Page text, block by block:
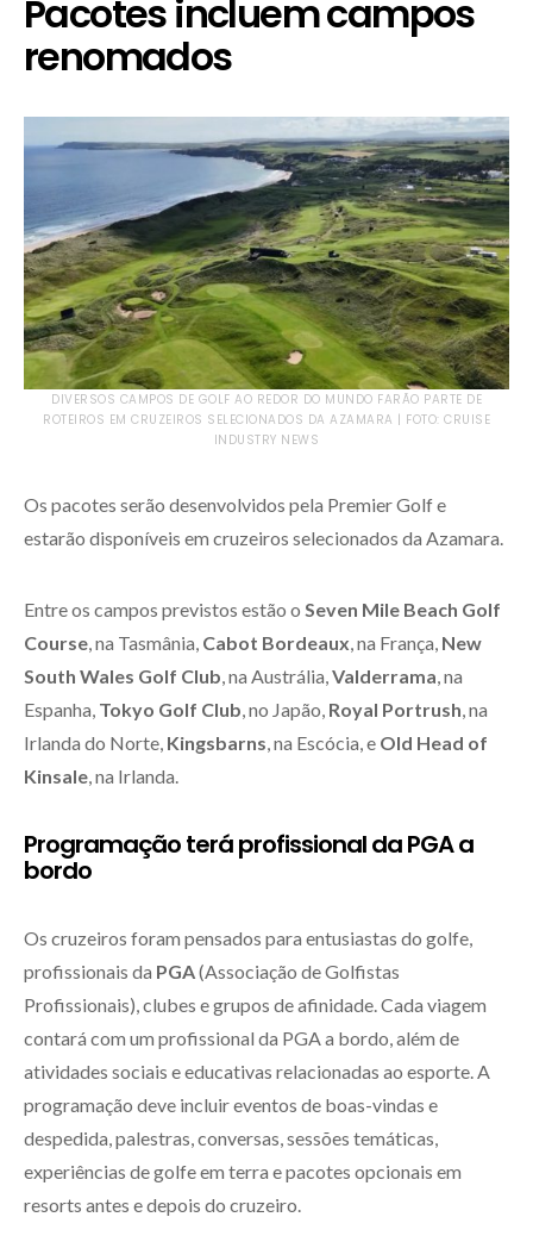
Pacotes incluem campos
renomados
DIVERSOS CAMPOS DE GOLF AO REDOR DO MUNDO FARÃO PARTE DE
ROTEIROS EM CRUZEIROS SELECIONADOS DA AZAMARA | FOTO: CRUISE
INDUSTRY NEWS
Os pacotes serão desenvolvidos pela Premier Golf e
estarão disponíveis em cruzeiros selecionados da Azamara.
Entre os campos previstos estão o Seven Mile Beach Golf
Course, na Tasmânia, Cabot Bordeaux, na França, New
South Wales Golf Club, na Austrália,Valderrama, na
Espanha, Tokyo Golf Club, no Japão, Royal Portrush, na
Irlanda do Norte, Kingsbarns, na Escócia, e Old Head of
Kinsale, na Irlanda.
Programação terá profissional da PGA a
bordo
Os cruzeiros foram pensados para entusiastas do golfe,
profissionais da PGA(Associação de Golfistas
Profissionais), clubes e grupos de afinidade. Cada viagem
contará com um profissional da PGA a bordo, além de
atividades sociais e educativas relacionadas ao esporte. A
programação deve incluir eventos de boas-vindas e
despedida, palestras, conversas, sessões temáticas,
experiências de golfe em terra e pacotes opcionais em
resorts antes e depois do cruzeiro.